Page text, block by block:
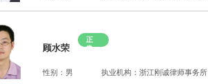
顾水荣
正
常
性别：男 执业机构：浙江刚诚律师事务所